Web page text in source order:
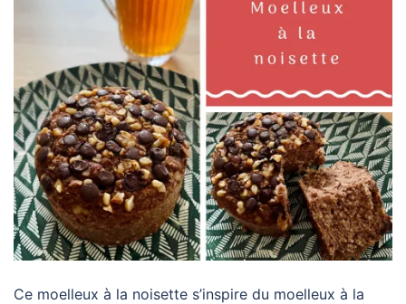
Ce moelleux à la noisette s’inspire du moelleux à la